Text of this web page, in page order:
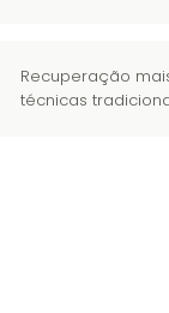
Recuperação
técnicas